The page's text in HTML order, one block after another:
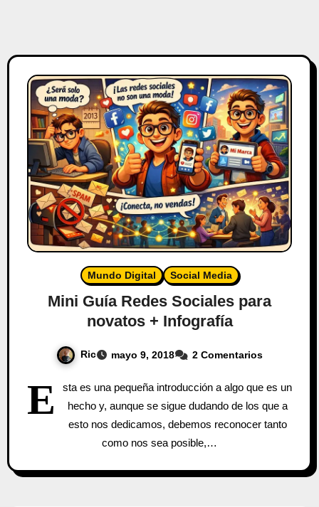
Mundo Digital Social Media
Mini Guía Redes Sociales para
novatos + Infografía
Ric mayo 9, 2018 2 Comentarios
E
sta es una pequeña introducción a algo que es un
hecho y, aunque se sigue dudando de los que a
esto nos dedicamos, debemos reconocer tanto
como nos sea posible,…